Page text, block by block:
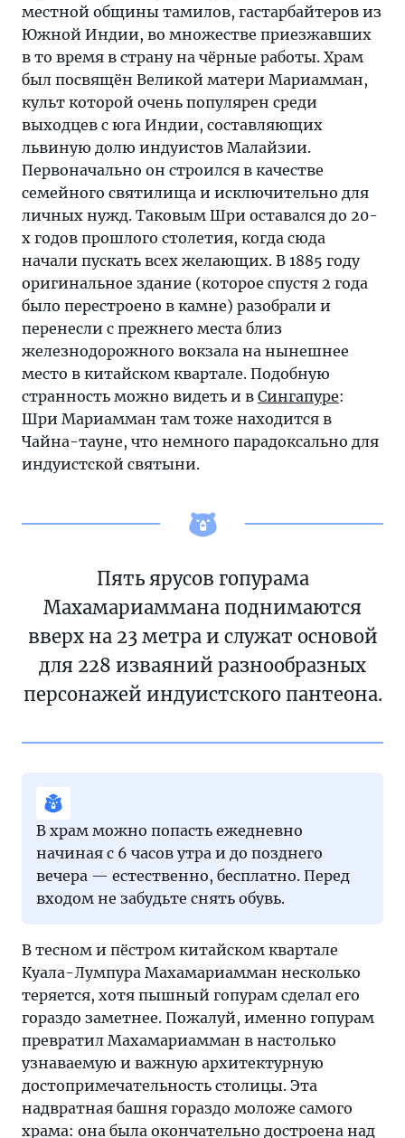
местной общины тамилов, гастарбайтеров из
Южной Индии, во множестве приезжавших
в то время в страну на чёрные работы. Храм
был посвящён Великой матери Мариамман,
культ которой очень популярен среди
выходцев с юга Индии, составляющих
львиную долю индуистов Малайзии.
Первоначально он строился в качестве
семейного святилища и исключительно для
личных нужд. Таковым Шри оставался до 20-
х годов прошлого столетия, когда сюда
начали пускать всех желающих. В 1885 году
оригинальное здание (которое спустя 2 года
было перестроено в камне) разобрали и
перенесли с прежнего места близ
железнодорожного вокзала на нынешнее
место в китайском квартале. Подобную
странность можно видеть и в Сингапуре:
Шри Мариамман там тоже находится в
Чайна-тауне, что немного парадоксально для
индуистской святыни.
Пять ярусов гопурама
Махамариаммана поднимаются
вверх на 23 метра и служат основой
для 228 изваяний разнообразных
персонажей индуистского пантеона.
В храм можно попасть ежедневно
начиная с 6 часов утра и до позднего
вечера — естественно, бесплатно. Перед
входом не забудьте снять обувь.
В тесном и пёстром китайском квартале
Куала-Лумпура Махамариамман несколько
теряется, хотя пышный гопурам сделал его
гораздо заметнее. Пожалуй, именно гопурам
превратил Махамариамман в настолько
узнаваемую и важную архитектурную
достопримечательность столицы. Эта
надвратная башня гораздо моложе самого
храма: она была окончательно достроена над